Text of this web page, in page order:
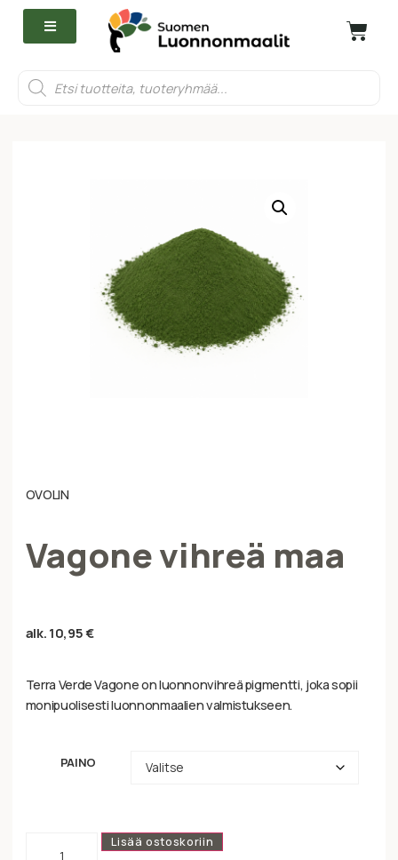
OVOLIN
Vagone vihreä maa
alk. 10,95€
Terra Verde Vagone on luonnonvihreä pigmentti, joka sopii
monipuolisesti luonnonmaalien valmistukseen.
PAINO
Lisää ostoskoriin